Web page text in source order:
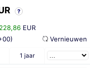
?
EUR
1 jaar